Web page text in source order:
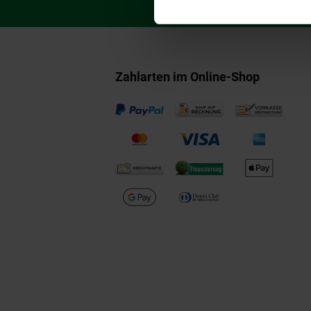
Zahlarten im Online-Shop